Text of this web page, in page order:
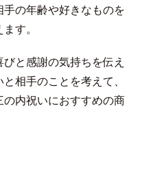
の年齢や好きなものを
す。
と感謝の気持ちを伝え
相手のことを考えて、
内祝いにおすすめの商